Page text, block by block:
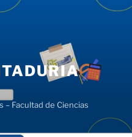
– Facultad de Ciencias